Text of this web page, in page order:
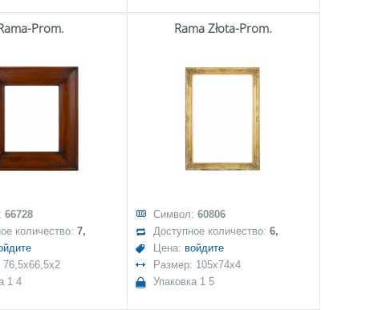
Prom.
66728
количество: 7,
76,5x66,5x2
1 4
Rama Złota-Prom.
Символ: 60806
Доступное количество: 6,
Цена: войдите
Размер: 105x74x4
Упаковка 1 5